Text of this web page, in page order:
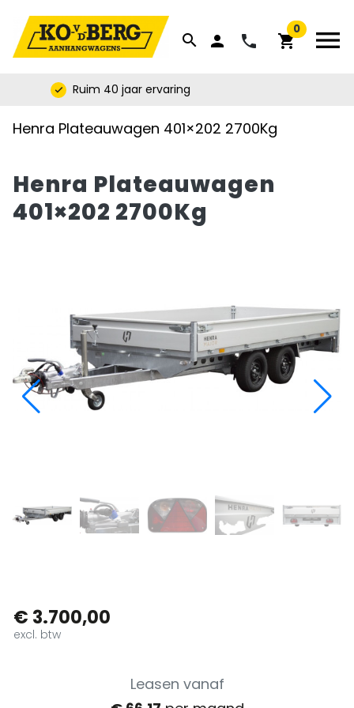
search person phone shopping_cart
0 menu
check Ruim 40 jaar ervaring
Henra Plateauwagen 401×202 2700Kg
Henra Plateauwagen
401×202 2700Kg


€ 3.700,00
excl. btw
Leasen vanaf